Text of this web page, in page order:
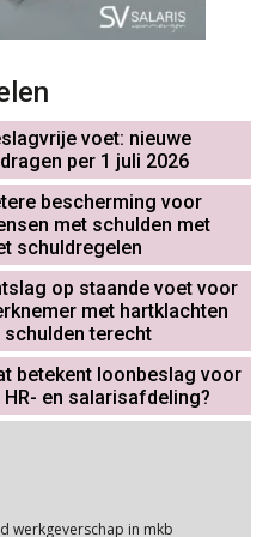
voet: nieuwe
per 1 juli 2026
bescherming voor
met schulden met
schuldregelen
op staande voet voor
met hartklachten
schulden terecht
betekent loonbeslag voor
HR- en salarisafdeling?
werkgeverschap in mkb
drempel voor
duurzame
de tijd dringt!
ziet, draagt alles: de
positie van payroll
van complimenten op de
– verlofvormen
Online cursus Internationaal thuiswerken en vaste inrichting na 2025 OESO modelverdrag update
Cursus Van salarisadministrateur naar beloningsadviseur (verdieping)
Online cursus Nog meer bedingen in de arbeidsovereenkomst